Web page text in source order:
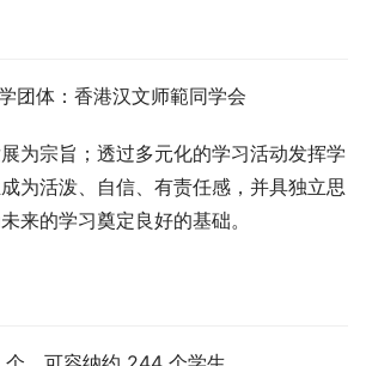
团体：香港汉文师範同学会
为宗旨；透过多元化的学习活动发挥学
为活泼、自信、有责任感，并具独立思
来的学习奠定良好的基础。